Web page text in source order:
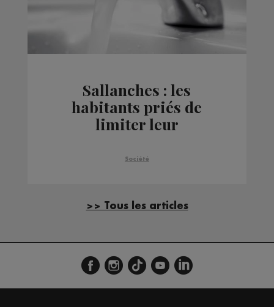
Sallanches : les
habitants priés de
limiter leur
après la rupture d'une
Société
>> Tous les articles